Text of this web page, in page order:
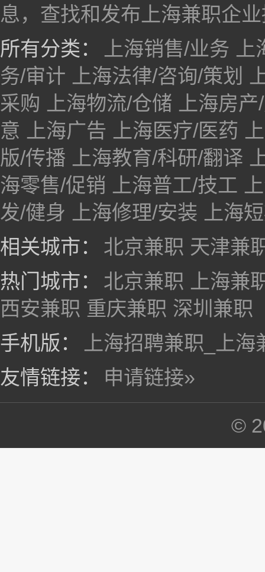
息，查找和发布上海兼职企
所有分类：
上海销售/业务
务/审计
上海法律/咨询/策划
采购
上海物流/仓储
上海房
意
上海广告 上海医疗/医药
版/传播
上海教育/科研/翻译
海零售/促销
上海普工/技工
发/健身
上海修理/安装
上海
相关城市：
北京兼职 天津兼
热门城市：
北京兼职
上海兼
西安兼职 重庆兼职 深圳兼职
手机版：
上海招聘兼职_上
友情链接：
申请链接»
©